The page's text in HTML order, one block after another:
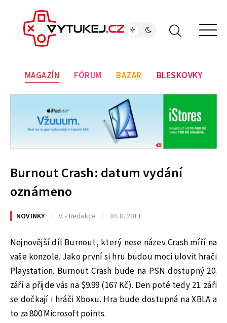
MAGAZÍN FÓRUM BAZAR BLESKOVKY
Burnout Crash: datum vydání
oznámeno
NOVINKY V. - Redakce 30. 8. 2011
Nejnovější díl Burnout, který nese název Crash míří na
vaše konzole. Jako první si hru budou moci ulovit hrači
Playstation. Burnout Crash bude na PSN dostupný 20.
září a přijde vás na $9.99 (167 Kč). Den poté tedy 21. záři
se dočkají i hráči Xboxu. Hra bude dostupná na XBLA a
to za 800 Microsoft points.